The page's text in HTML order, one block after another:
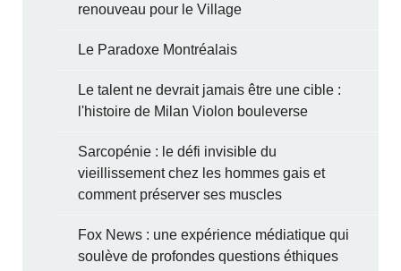
renouveau pour le Village
Le Paradoxe Montréalais
Le talent ne devrait jamais être une cible :
l'histoire de Milan Violon bouleverse
Sarcopénie : le défi invisible du
vieillissement chez les hommes gais et
comment préserver ses muscles
Fox News : une expérience médiatique qui
soulève de profondes questions éthiques